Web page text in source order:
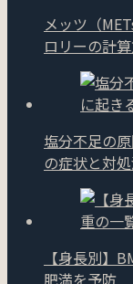
メッツ（
ロリーの計
塩分不足の
の症状と対
【身長別】